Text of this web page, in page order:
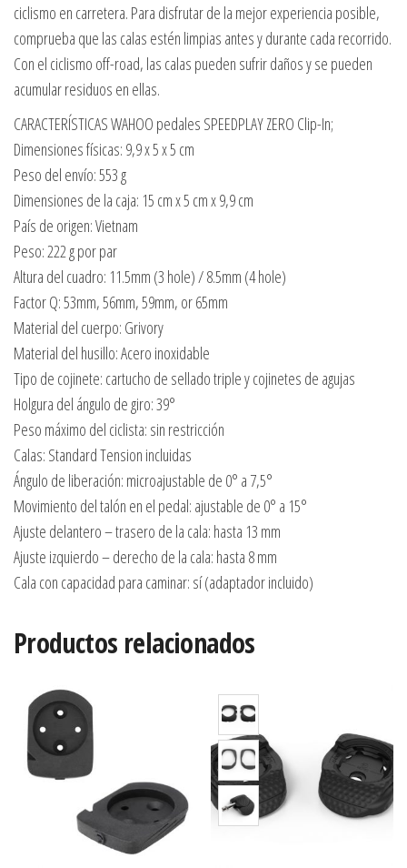
ciclismo en carretera. Para disfrutar de la mejor experiencia posible,
comprueba que las calas estén limpias antes y durante cada recorrido.
Con el ciclismo off-road, las calas pueden sufrir daños y se pueden
acumular residuos en ellas.
CARACTERÍSTICAS WAHOO pedales SPEEDPLAY ZERO Clip-In;
Dimensiones físicas: 9,9 x 5 x 5 cm
Peso del envío: 553 g
Dimensiones de la caja: 15 cm x 5 cm x 9,9 cm
País de origen: Vietnam
Peso: 222 g por par
Altura del cuadro: 11.5mm (3 hole) / 8.5mm (4 hole)
Factor Q: 53mm, 56mm, 59mm, or 65mm
Material del cuerpo: Grivory
Material del husillo: Acero inoxidable
Tipo de cojinete: cartucho de sellado triple y cojinetes de agujas
Holgura del ángulo de giro: 39°
Peso máximo del ciclista: sin restricción
Calas: Standard Tension incluidas
Ángulo de liberación: microajustable de 0° a 7,5°
Movimiento del talón en el pedal: ajustable de 0° a 15°
Ajuste delantero – trasero de la cala: hasta 13 mm
Ajuste izquierdo – derecho de la cala: hasta 8 mm
Cala con capacidad para caminar: sí (adaptador incluido)
Productos relacionados